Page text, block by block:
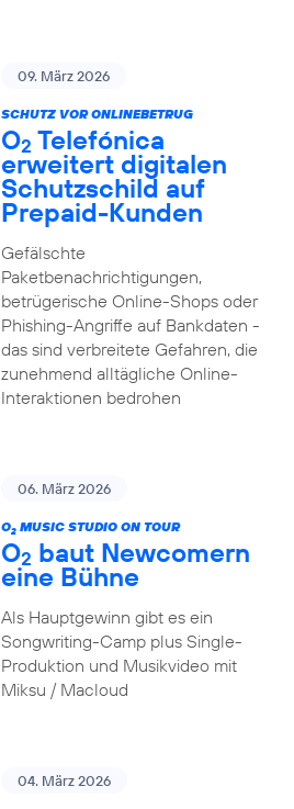
09. März 2026
SCHUTZ VOR ONLINEBETRUG
O2 Telefónica
erweitert digitalen
Schutzschild auf
Prepaid-Kunden
Gefälschte
Paketbenachrichtigungen,
betrügerische Online-Shops oder
Phishing-Angriffe auf Bankdaten -
das sind verbreitete Gefahren, die
zunehmend alltägliche Online-
Interaktionen bedrohen
06. März 2026
O2MUSIC STUDIO ON TOUR
O2 baut Newcomern
eine Bühne
Als Hauptgewinn gibt es ein
Songwriting-Camp plus Single-
Produktion und Musikvideo mit
Miksu / Macloud
04. März 2026